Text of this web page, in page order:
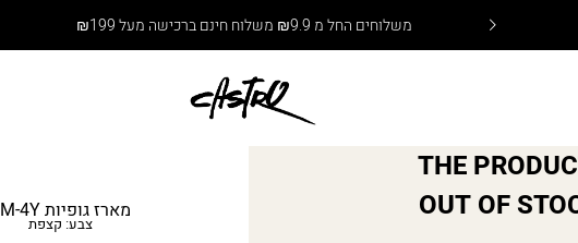
משלוחים החל מ ₪9.9 משלוח חינם ברכישה מעל ₪199
THE
OUT OF
מארז גופיות 6M-4Y
צבע: קצפת